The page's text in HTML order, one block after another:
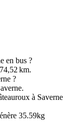
en bus ?
km.
?
à Saverne
35.59kg